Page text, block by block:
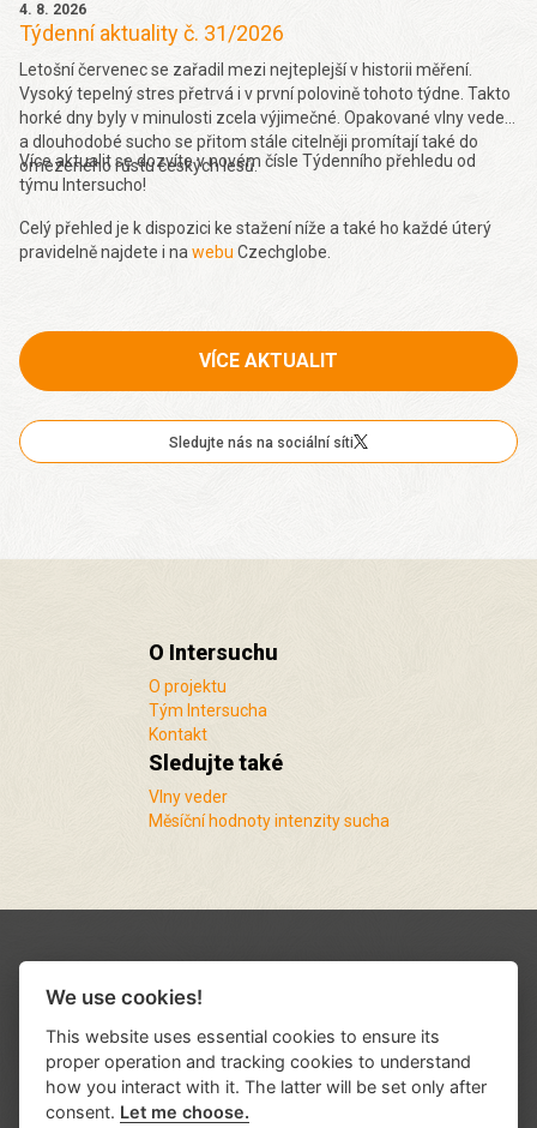
4. 8. 2026
Týdenní aktuality č. 31/2026
Letošní červenec se zařadil mezi nejteplejší v historii měření.
Vysoký tepelný stres přetrvá i v první polovině tohoto týdne. Takto
horké dny byly v minulosti zcela výjimečné. Opakované vlny veder
a dlouhodobé sucho se přitom stále citelněji promítají také do
omezeného růstu českých lesů.
Více aktualit se dozvíte v novém čísle Týdenního přehledu od
týmu Intersucho!
Celý přehled je k dispozici ke stažení níže a také ho každé úterý
pravidelně najdete i na webu Czechglobe.
VÍCE AKTUALIT
Sledujte nás na sociální síti
O Intersuchu
O projektu
Tým Intersucha
Kontakt
Sledujte také
Vlny veder
Měsíční hodnoty intenzity sucha
We use cookies!
This website uses essential cookies to ensure its
proper operation and tracking cookies to understand
how you interact with it. The latter will be set only after
consent. Let me choose.